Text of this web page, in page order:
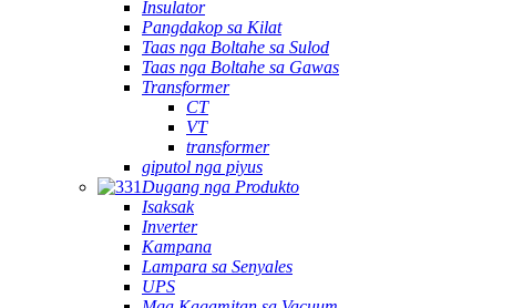
Insulator
Pangdakop sa Kilat
Taas nga Boltahe sa Sulod
Taas nga Boltahe sa Gawas
Transformer
CT
VT
transformer
giputol nga piyus
Dugang nga Produkto
Isaksak
Inverter
Kampana
Lampara sa Senyales
UPS